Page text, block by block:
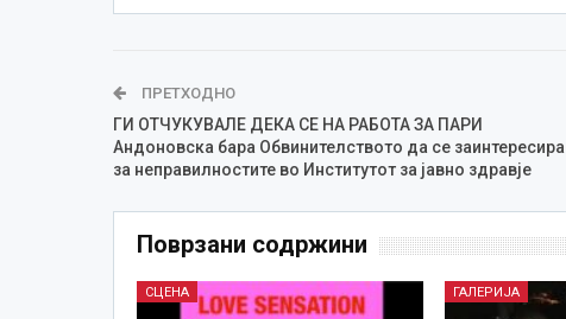
ПРЕТХОДНО
ГИ ОТЧУКУВАЛЕ ДЕКА СЕ НА РАБОТА ЗА ПАРИ
Андоновска бара Обвинителството да се заинтересира
за неправилностите во Институтот за јавно здравје
Поврзани содржини
СЦЕНА ГАЛЕРИЈА